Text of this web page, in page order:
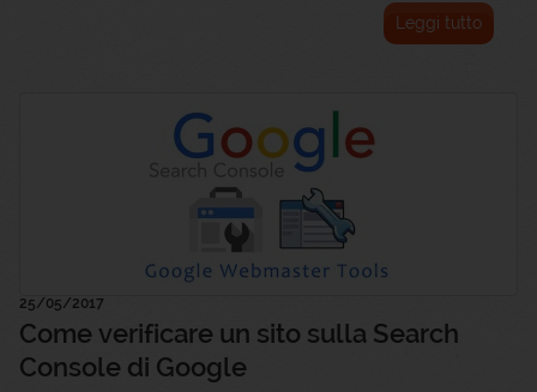
Leggi tutto
25/05/2017
Come verificare un sito sulla Search
Console di Google